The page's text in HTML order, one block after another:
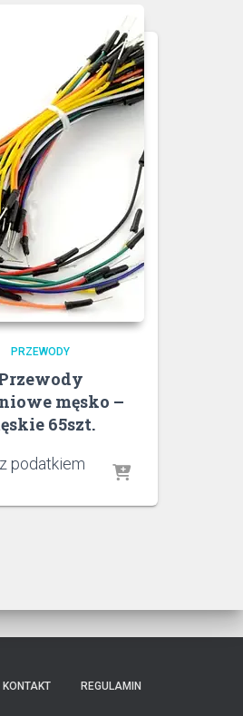
PRZEWODY
męsko –
65szt.
z podatkiem
KONTAKT REGULAMIN